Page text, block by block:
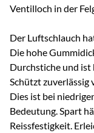
Ventilloch in der
Der Luftschlauch
Die hohe
Durchstiche und ist
Schützt
Dies ist bei
Bedeutung. Spart
Reissfestigkeit.